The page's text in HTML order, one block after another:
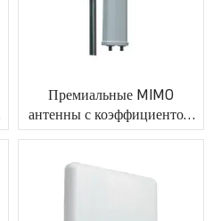
Премиальные MIMO
антенны с коэффициентом
усиления 14 дБи и разъемом